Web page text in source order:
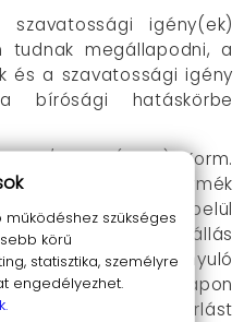
igény(ek)
tudnak megállapodni, a
és a szavatossági igény
bírósági hatáskörbe
17/1999. (II. 5.) Korm.
a Vevő a termék
munkanapon belül
vásárlástól
Az elállás
ha az arra irányuló
8. munkanapon
a vásárlást
szükséges
körű
statisztika, személyre
engedélyezhet.